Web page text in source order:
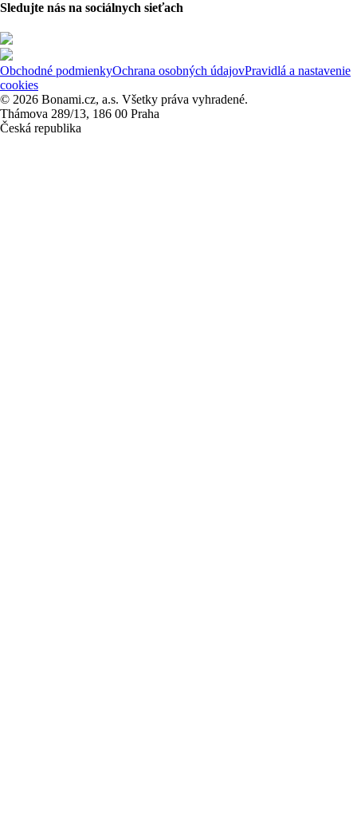
Sledujte nás na sociálnych sieťach
Obchodné podmienkyOchrana osobných údajovPravidlá a nastavenie
cookies
© 2026 Bonami.cz, a.s. Všetky práva vyhradené.
Thámova 289/13, 186 00 Praha
Česká republika